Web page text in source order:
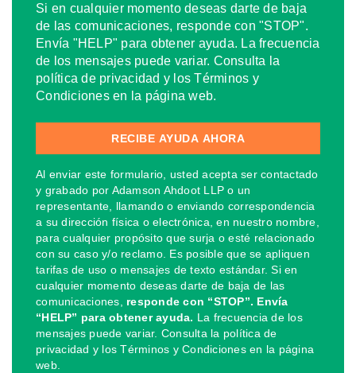
Si en cualquier momento deseas darte de baja
de las comunicaciones, responde con "STOP".
Envía "HELP" para obtener ayuda. La frecuencia
de los mensajes puede variar. Consulta la
política de privacidad y los Términos y
Condiciones en la página web.
Al enviar este formulario, usted acepta ser contactado
y grabado por Adamson Ahdoot LLP o un
representante, llamando o enviando correspondencia
a su dirección física o electrónica, en nuestro nombre,
para cualquier propósito que surja o esté relacionado
con su caso y/o reclamo. Es posible que se apliquen
tarifas de uso o mensajes de texto estándar. Si en
cualquier momento deseas darte de baja de las
comunicaciones, responde con “STOP”. Envía
“HELP” para obtener ayuda. La frecuencia de los
mensajes puede variar. Consulta la política de
privacidad y los Términos y Condiciones en la página
web.